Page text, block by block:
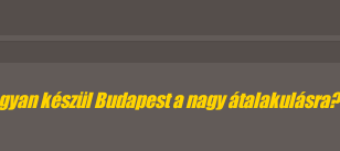
készül Budapest a nagy átalakulásra?